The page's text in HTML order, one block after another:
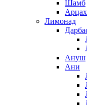
Шамб
Лимонад
Ануш
Ани